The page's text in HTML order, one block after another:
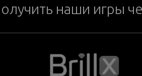
наши игры